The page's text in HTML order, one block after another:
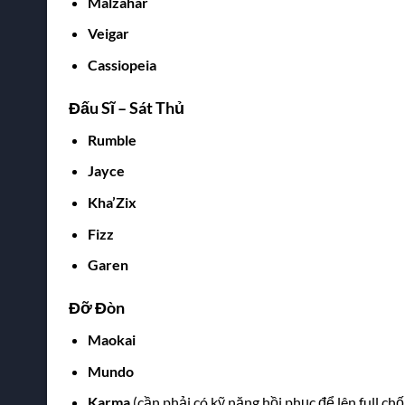
Veigar
Cassiopeia
Đấu Sĩ – Sát Thủ
Rumble
Jayce
Kha’Zix
Fizz
Garen
Đỡ Đòn
Maokai
Mundo